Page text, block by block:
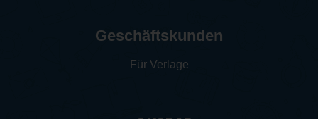
Geschäftskunden
Für Verlage